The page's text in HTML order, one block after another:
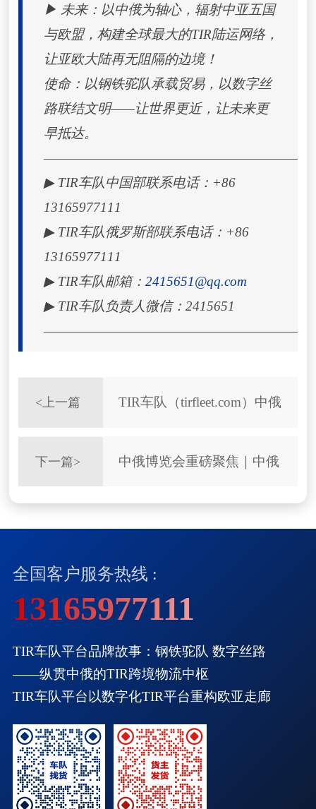
▶ 未来：以中俄为轴心，辐射中亚五国
与欧盟，构建全球最大的TIR陆运网络，
让亚欧大陆再无阻隔的边境！
使命：以钢铁驼队承载贸易，以数字丝
路联结文明——让世界更近，让未来更
早抵达。
▶ TIR车队中国部联系电话：+86
13165977111
▶ TIR车队俄罗斯部联系电话：+86
13165977111
▶ TIR车队邮箱： 2415651@qq.com
▶ TIR车队负责人微信： 2415651
<上一篇 TIR车队（tirfleet.com）中俄
TIR 运输车队中俄跨境物流专线平台
下一篇> 中俄博览会重磅聚焦｜中俄
全国客户服务热线 :
13165977111
TIR车队平台品牌故事：钢铁驼队 数字丝路
——纵贯中俄的TIR跨境物流中枢
TIR车队平台以数字化TIR平台重构欧亚走廊